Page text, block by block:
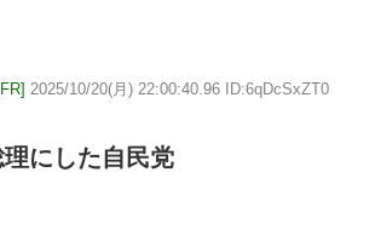
2025/10/20(月) 22:00:40.96 ID:6qDcSxZT0
にした自民党